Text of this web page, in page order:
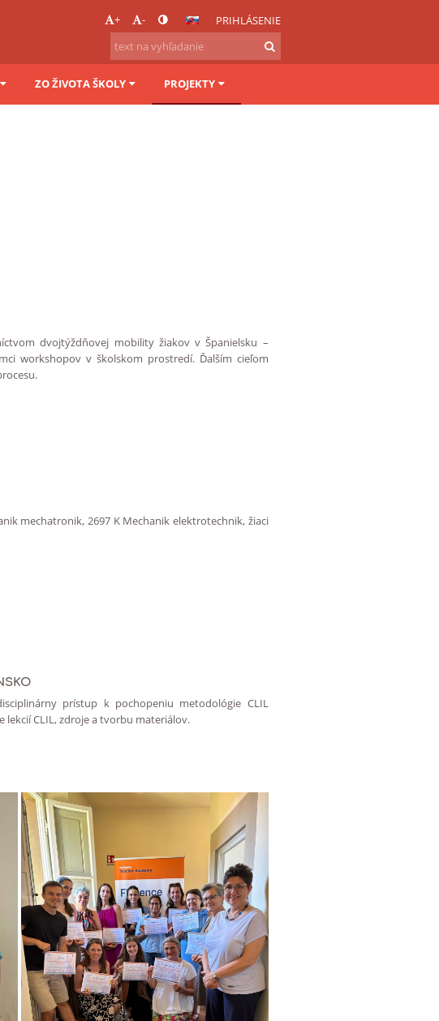
+ - PRIHLÁSENIE
ZO ŽIVOTA ŠKOLY PROJEKTY
dvojtýždňovej mobility žiakov v Španielsku –
workshopov v školskom prostredí. Ďalším cieľom
mechatronik, 2697 K Mechanik elektrotechnik, žiaci
prístup k pochopeniu metodológie CLIL
CLIL, zdroje a tvorbu materiálov.